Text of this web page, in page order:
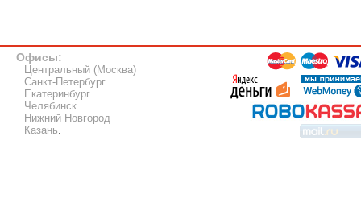
Офисы:
Центральный (Москва)
Санкт-Петербург
Екатеринбург
Челябинск
Нижний Новгород
Казань.